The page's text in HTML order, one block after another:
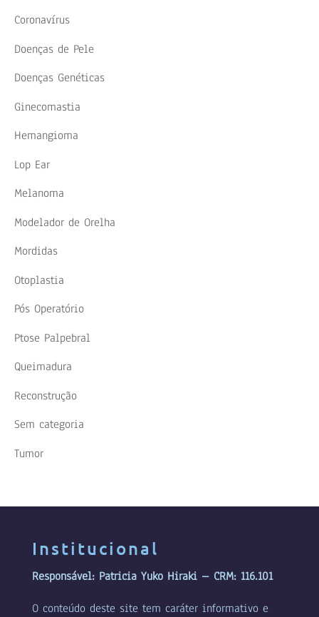
Coronavírus
Doenças de Pele
Doenças Genéticas
Ginecomastia
Hemangioma
Lop Ear
Melanoma
Modelador de Orelha
Mordidas
Otoplastia
Pós Operatório
Ptose Palpebral
Queimadura
Reconstrução
Sem categoria
Tumor
Institucional
Responsável: Patricia Yuko Hiraki – CRM: 116.101
O conteúdo deste site tem caráter informativo e